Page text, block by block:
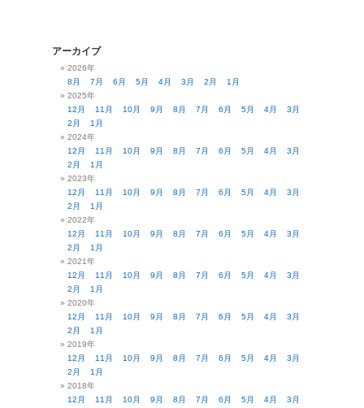
アーカイブ
2026年
8月
7月 6月 5月 4月 3月 2月
1月
2025年
12月
11月 10月 9月 8月 7月 6月 5月 4月
3月
2月
1月
2024年
12月
11月 10月 9月 8月 7月 6月 5月 4月
3月
2月
1月
2023年
12月
11月 10月 9月 8月 7月 6月 5月 4月
3月
2月
1月
2022年
12月
11月 10月 9月 8月 7月 6月 5月 4月
3月
2月
1月
2021年
12月
11月 10月 9月 8月 7月 6月 5月 4月
3月
2月
1月
2020年
12月
11月 10月 9月 8月 7月 6月 5月 4月
3月
2月
1月
2019年
12月
11月 10月 9月 8月 7月 6月 5月 4月
3月
2月
1月
2018年
12月
11月 10月 9月 8月 7月 6月 5月 4月
3月